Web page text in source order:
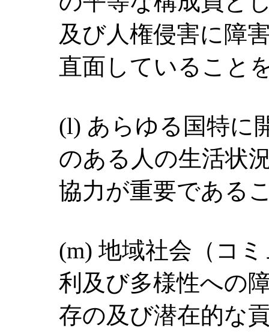
及び人権侵害に障
直面していること
(l) あらゆる国特に
のある人の生活状
協力が重要である
(m) 地域社会（コ
利及び多様性への
存の及び潜在的な